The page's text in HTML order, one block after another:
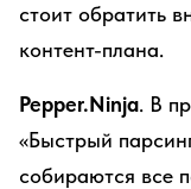
стоит обратить
контент-плана.
Pepper.Ninja. В
«Быстрый
собираются все